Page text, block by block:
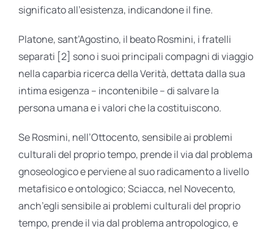
significato all’esistenza, indicandone il fine.
Platone, sant’Agostino, il beato Rosmini, i fratelli
separati [2] sono i suoi principali compagni di viaggio
nella caparbia ricerca della Verità, dettata dalla sua
intima esigenza – incontenibile – di salvare la
persona umana e i valori che la costituiscono.
Se Rosmini, nell’Ottocento, sensibile ai problemi
culturali del proprio tempo, prende il via dal problema
gnoseologico e perviene al suo radicamento a livello
metafisico e ontologico; Sciacca, nel Novecento,
anch’egli sensibile ai problemi culturali del proprio
tempo, prende il via dal problema antropologico, e